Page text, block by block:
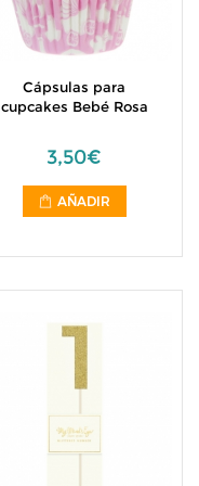
Cápsulas para
cupcakes Bebé Rosa
3,50€
AÑADIR